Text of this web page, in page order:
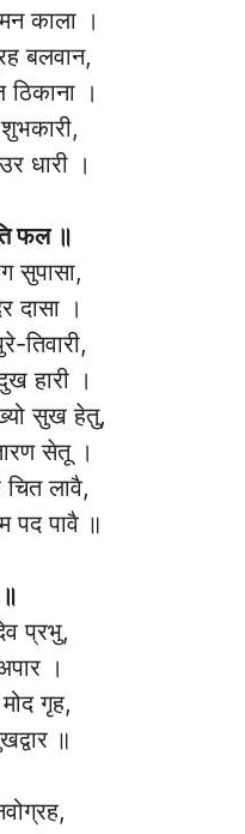
काला ।
बलवान,
ठिकाना ।
धारी ।
फल ॥
सुपासा,
दासा ।
तिवारी,
हारी ।
सुख हेतु,
सेतू ।
लावै,
पद पावै ॥
॥
प्रभु,
।
गृह,
॥